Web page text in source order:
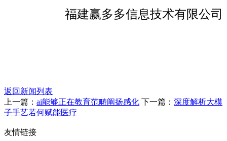
福建赢多多信息技术有限公司
返回新闻列表
上一篇： ai能够正在教育范畴阐扬感化 下一篇： 深度解析大模
子手艺若何赋能医疗
友情链接